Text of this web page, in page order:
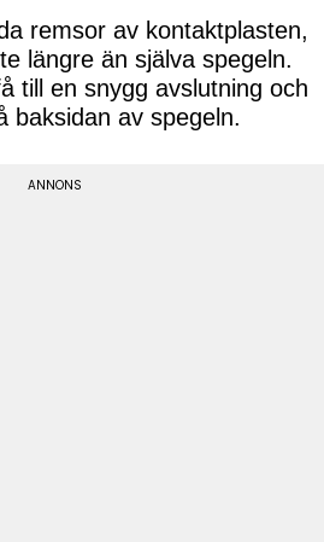
remsor av kontaktplasten,
längre än själva spegeln.
till en snygg avslutning och
baksidan av spegeln.